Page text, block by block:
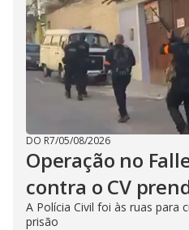
DO R7/05/08/2026
Operação no
contra o CV
A Polícia Civil foi às ruas para
prisão